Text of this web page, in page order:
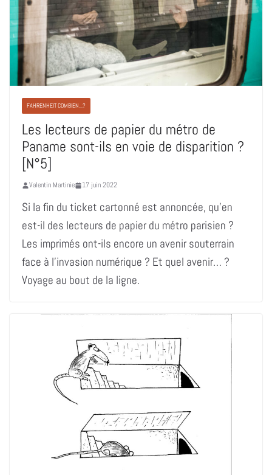
FAHRENHEIT COMBIEN...?
Les lecteurs de papier du métro de
Paname sont-ils en voie de disparition ?
[N°5]
Valentin Martinie 17 juin 2022
Si la fin du ticket cartonné est annoncée, qu’en
est-il des lecteurs de papier du métro parisien ?
Les imprimés ont-ils encore un avenir souterrain
face à l’invasion numérique ? Et quel avenir… ?
Voyage au bout de la ligne.